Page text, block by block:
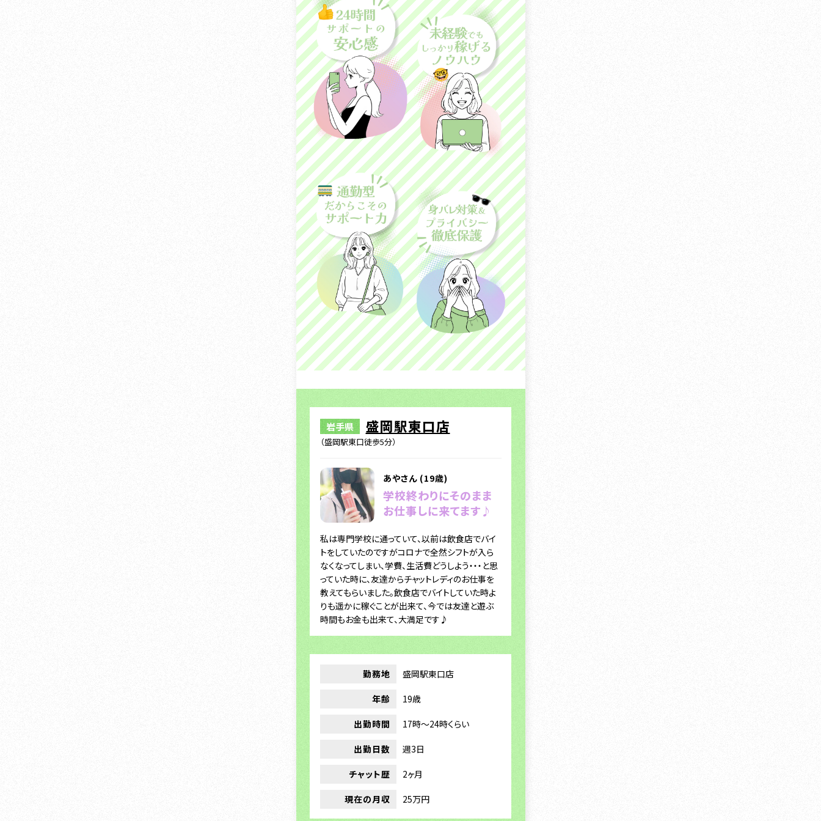
岩手県 盛岡駅東口店
（盛岡駅東口徒歩5分）
あやさん (19歳)
学校終わりにそのまま
お仕事しに来てます♪
私は専門学校に通っていて、以前は飲食店でバイ
トをしていたのですがコロナで全然シフトが入ら
なくなってしまい、学費、生活費どうしよう・・・と思
っていた時に、友達からチャットレディのお仕事を
教えてもらいました。飲食店でバイトしていた時よ
りも遥かに稼ぐことが出来て、今では友達と遊ぶ
時間もお金も出来て、大満足です♪
勤務地 盛岡駅東口店
年齢 19歳
出勤時間 17時～24時くらい
出勤日数 週3日
チャット歴 2ヶ月
現在の月収 25万円